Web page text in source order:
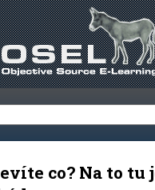
co? Na to tu